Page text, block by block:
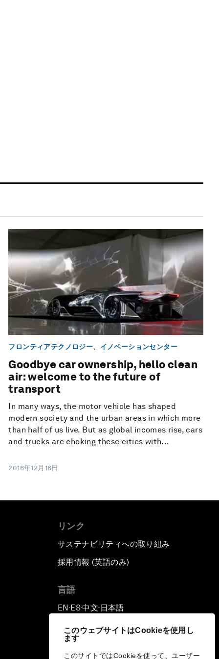
このウェブサイトはCookieを使用し
ます
このサイトではCookieを使って、ユーザー
フロンティアテクノロジー、イノベーションセンター
Goodbye car ownership, hello clean
air: welcome to the future of
transport
In many ways, the motor vehicle has shaped
modern society and the urban areas in which more
than half of us live. But as global incomes rise, cars
and trucks are choking these cities with...
2016年12月16日
リンク
サステナビリティへの取り組み
採用情報 (英語のみ)
言語
EN ▪ ES▪中文▪ 日本語